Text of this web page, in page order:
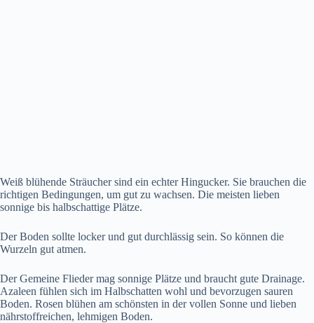
Weiß blühende Sträucher sind ein echter Hingucker. Sie brauchen die
richtigen Bedingungen, um gut zu wachsen. Die meisten lieben
sonnige bis halbschattige Plätze.
Der Boden sollte locker und gut durchlässig sein. So können die
Wurzeln gut atmen.
Der Gemeine Flieder mag sonnige Plätze und braucht gute Drainage.
Azaleen fühlen sich im Halbschatten wohl und bevorzugen sauren
Boden. Rosen blühen am schönsten in der vollen Sonne und lieben
nährstoffreichen, lehmigen Boden.